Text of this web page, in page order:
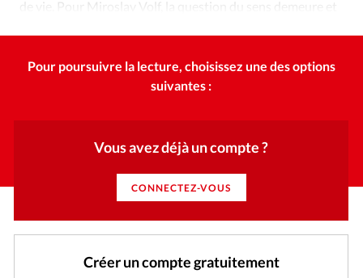
de vie. Pour Miroslav Volf, la question du sens demeure et
Pour poursuivre la lecture, choisissez une des options
suivantes :
Vous avez déjà un compte ?
CONNECTEZ-VOUS
Créer un compte gratuitement